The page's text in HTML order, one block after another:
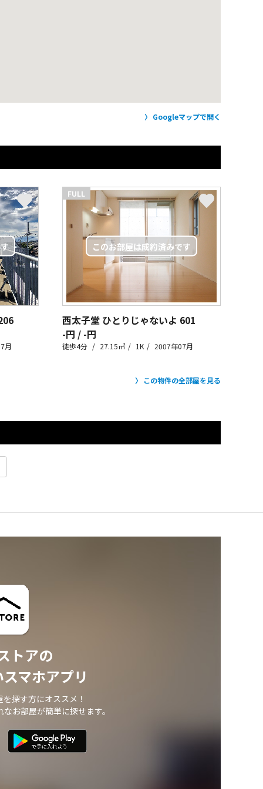
Googleマップで開く
月
FULL
西太子堂 ひとりじゃないよ 601
-円 / -円
徒歩4分 27.15㎡ 1K 2007年07月
この物件の全部屋を見る
トアの
マホアプリ
探す方にオススメ！
お部屋が簡単に探せます。